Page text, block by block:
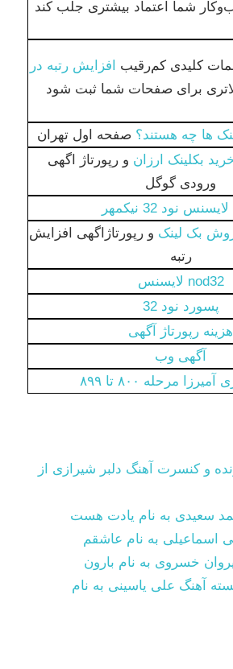
شما اعتماد بیشتری جلب کند
کلیدی کم‌رقیب
افزایش رتبه در
برای صفحات شما ثبت شود
ها چه هستند؟ صفحه اول تهران
بکلینک ارزان و رپورتاژ اگهی
ورودی گوگل
نود 32 نیکمهر
بک لینک و رپورتاژاگهی افزایش
رتبه
nod32 لایسنس
پسورد نود 32
هزینه رپورتاژ آگهی
آگهی وب
مرحله ۸۰۰ تا ۸۹۹
و کنسرت آهنگ دلبر شیرازی از
سعیدی به نام یادت هست
اسماعیلی به نام عاشقم
خسروی به نام بارون
آهنگ علی یاسینی به نام